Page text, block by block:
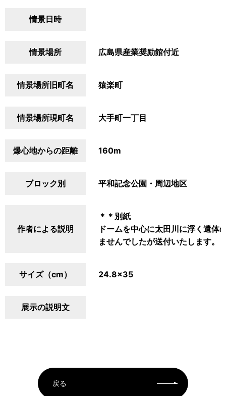
情景日時
情景場所 広島県産業奨励館付近
情景場所旧町名 猿楽町
情景場所現町名 大手町一丁目
爆心地からの距離 160m
ブロック別 平和記念公園・周辺地区
作者による説明
＊＊別紙
ドームを中心に太田川に浮く遺体
ませんでしたが送付いたします。
サイズ（cm） 24.8×35
展示の説明文
戻る